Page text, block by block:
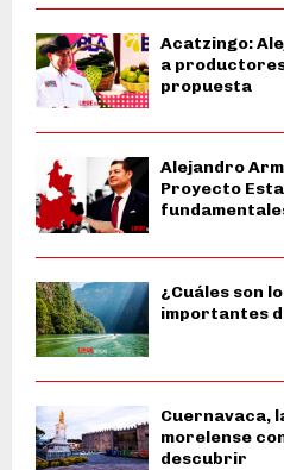
Acatzingo:
a
propuesta
Alejandro
Proyecto
¿Cuáles son
importantes
Cuernavaca,
morelense
descubrir